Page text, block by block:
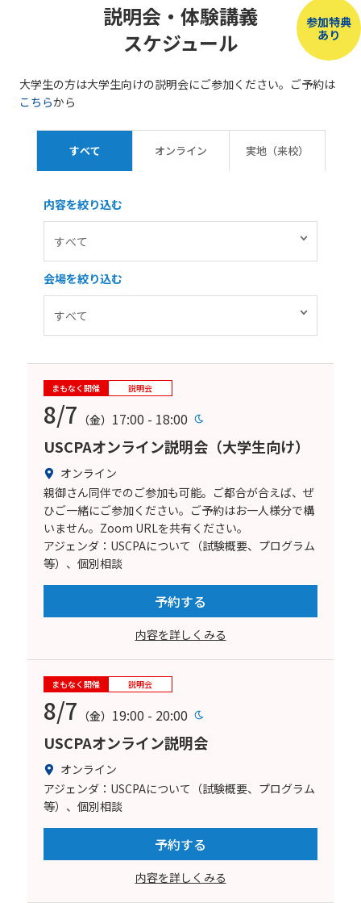
参加特典
あり
説明会・体験講義
スケジュール
大学生の方は大学生向けの説明会にご参加ください。ご予約は
こちらから
すべて オンライン 実地（来校）
内容を絞り込む
会場を絞り込む
まもなく開催 説明会
8/7 （金） 17:00 - 18:00
USCPAオンライン説明会（大学生向け）
オンライン
親御さん同伴でのご参加も可能。ご都合が合えば、ぜ
ひご一緒にご参加ください。ご予約はお一人様分で構
いません。Zoom URLを共有ください。
アジェンダ：USCPAについて（試験概要、プログラム
等）、個別相談
予約する
内容を詳しくみる
まもなく開催 説明会
8/7 （金） 19:00 - 20:00
USCPAオンライン説明会
オンライン
アジェンダ：USCPAについて（試験概要、プログラム
等）、個別相談
予約する
内容を詳しくみる